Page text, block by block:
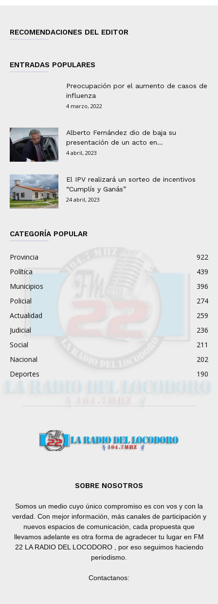
RECOMENDACIONES DEL EDITOR
ENTRADAS POPULARES
Preocupación por el aumento de casos de
influenza
4 marzo, 2022
Alberto Fernández dio de baja su
presentación de un acto en...
4 abril, 2023
El IPV realizará un sorteo de incentivos
“Cumplís y Ganás”
24 abril, 2023
CATEGORÍA POPULAR
Provincia
922
Política
439
Municipios
396
Policial
274
Actualidad
259
Judicial
236
Social
211
Nacional
202
Deportes
190
SOBRE NOSOTROS
Somos un medio cuyo único compromiso es con vos y con la
verdad. Con mejor información, más canales de participación y
nuevos espacios de comunicación, cada propuesta que
llevamos adelante es otra forma de agradecer tu lugar en FM
22 LA RADIO DEL LOCODORO , por eso seguimos haciendo
periodismo.
Contactanos: